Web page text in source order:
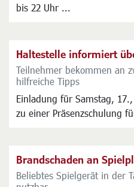
bis 22 Uhr ...
Haltestelle informiert
Teilnehmer bekommen an
hilfreiche Tipps
Einladung für Samstag,
zu einer Präsenzschulung
Brandschaden an
Beliebtes Spielgerät in der